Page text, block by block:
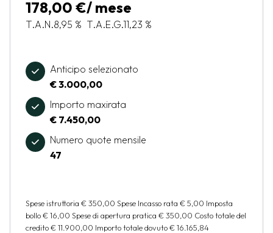
178,00 €/ mese
T.A.N.8,95 % T.A.E.G.11,23 %
Anticipo selezionato
€ 3.000,00
Importo maxirata
€ 7.450,00
Numero quote mensile
47
Spese istruttoria € 350,00 Spese Incasso rata € 5,00 Imposta
bollo€ 16,00 Spese di apertura pratica € 350,00 Costo totale del
credito€ 11.900,00 Importo totale dovuto€ 16.165,84